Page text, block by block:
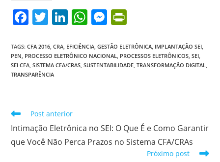
F
c
e
b
o
k
T
itt
er
Li
k
e
W
at
s
M
ss
e
tF
ri
y
TAGS:CFA 2016, CRA, EFICIÊNCIA, GESTÃO ELETRÔNICA, IMPLANTAÇÃO SEI,
PEN, PROCESSO ELETRÔNICO NACIONAL, PROCESSOS ELETRÔNICOS, SEI,
SEI CFA, SISTEMA CFA/CRAS, SUSTENTABILIDADE, TRANSFORMAÇÃO DIGITAL,
TRANSPARÊNCIA
Leia
artigos
Post anterior
Intimação Eletrônica no SEI: O Que É e Como Garantir
que Você Não Perca Prazos no Sistema CFA/CRAs
Próximo post